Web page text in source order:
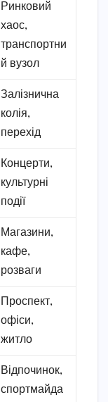
Ринковий
хаос,
транспортни
й вузол
Залізнична
колія,
перехід
Концерти,
культурні
події
Магазини,
кафе,
розваги
Проспект,
офіси,
житло
Відпочинок,
спортмайда